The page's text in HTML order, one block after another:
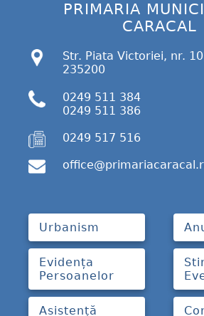
PRIMARIA
CARACAL
Str. Piata Victoriei, nr.
235200
0249 511 384
0249 511 386
0249 517 516
Urbanism
Evidența
Persoanelor
Asistență